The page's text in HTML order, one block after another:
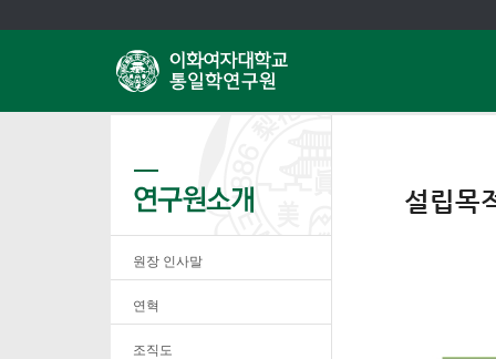
원장 인사말
연혁
조직도
설립목